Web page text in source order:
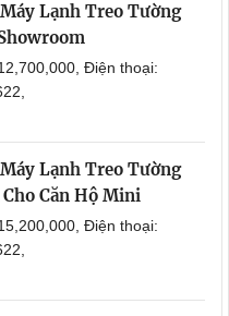
Lạnh Treo Tường
Điện thoại:
Lạnh Treo Tường
Căn Hộ Mini
Điện thoại: